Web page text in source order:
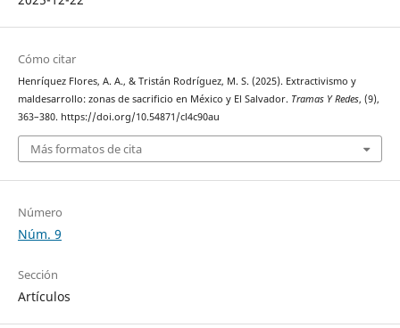
Cómo citar
Henríquez Flores, A. A., & Tristán Rodríguez, M. S. (2025). Extractivismo y
maldesarrollo: zonas de sacrificio en México y El Salvador. Tramas Y Redes, (9),
363–380. https://doi.org/10.54871/cl4c90au
Más formatos de cita
Número
Núm. 9
Sección
Artículos